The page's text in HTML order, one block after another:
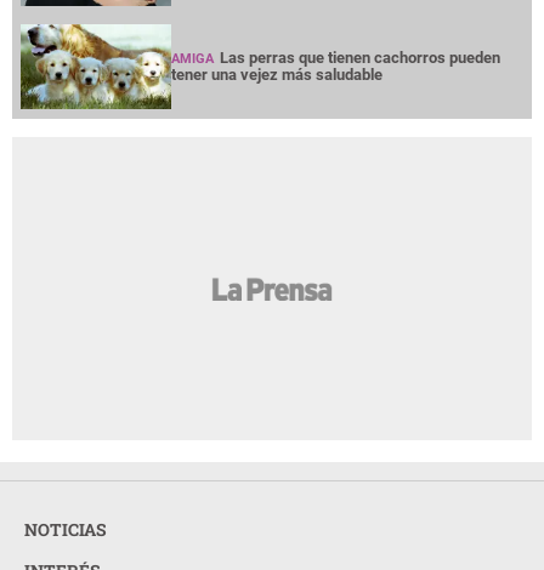
AMIGA Las perras que tienen cachorros pueden
tener una vejez más saludable
NOTICIAS